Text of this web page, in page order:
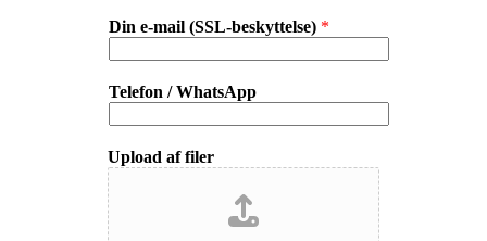
Din e-mail (SSL-beskyttelse) *
Telefon / WhatsApp
Upload af filer